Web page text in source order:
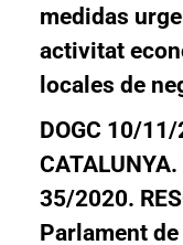
medidas
activitat
locales de
DOGC 10/
CATALUNYA.
35/2020.
Parlament